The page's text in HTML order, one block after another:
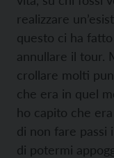
realizzare
questo ci ha
annullare il tour.
crollare molti
che era in quel
ho capito che
di non fare passi
di potermi